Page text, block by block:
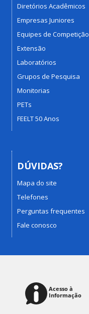
Diretórios Acadêmicos
Empresas Juniores
Equipes de Competição
Extensão
Laboratórios
Grupos de Pesquisa
Monitorias
PETs
FEELT 50 Anos
DÚVIDAS?
Mapa do site
Telefones
Perguntas frequentes
Fale conosco